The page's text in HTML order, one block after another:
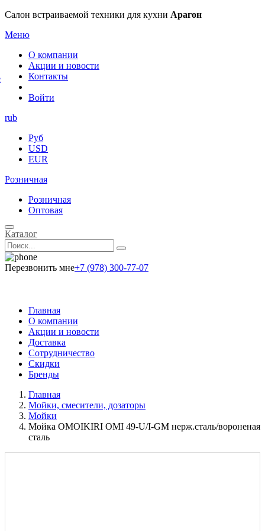
Салон встраиваемой техники для кухни Арагон
Меню
О компании
Акции и новости
Контакты
Войти
rub
Руб
USD
EUR
Розничная
Розничная
Оптовая
Каталог
Перезвонить мне+7 (978) 300-77-07
Главная
О компании
Акции и новости
Доставка
Сотрудничество
Скидки
Бренды
Главная
Мойки, смесители, дозаторы
Мойки
Мойка OMOIKIRI OMI 49-U/I-GM нерж.сталь/вороненая
сталь